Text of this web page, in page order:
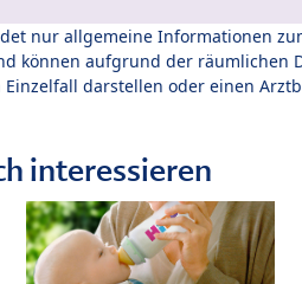
nur allgemeine Informationen
können aufgrund der räumlichen
darstellen oder einen
interessieren